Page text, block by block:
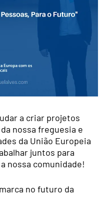
a criar projetos
nossa freguesia e
da União Europeia
juntos para
nossa comunidade!
no futuro da